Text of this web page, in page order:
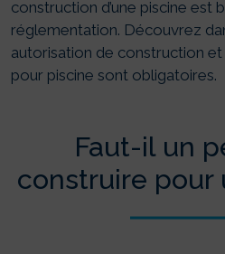
construction d’une piscine est
réglementation. Découvrez
autorisation de construction
pour piscine sont obligatoires.
Faut-il un
construire pour